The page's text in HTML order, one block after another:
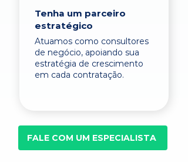
Tenha um parceiro
estratégico
Atuamos como consultores
de negócio, apoiando sua
estratégia de crescimento
em cada contratação.
FALE COM UM ESPECIALISTA